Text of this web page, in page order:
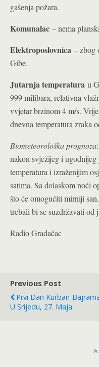
gašenja požara.
Komunalac – nema
Elektroposlovnica – zbog
Gibe.
Jutarnja temperatura u
999 milibara, relativna
vvjetar brzinom 4 m/s.
dnevna temperatura zraka
Biometeorološka prognoza
nakon svježijeg i ugodnijeg
temperatura i izraženijim
satima. Sa dolaskom noći
što će omogućiti mirniji
trebali bi se suzdržavati
Radio Gradačac
Previous Post
Prvi Dan Kurban-
U Srijedu, 27. Maja